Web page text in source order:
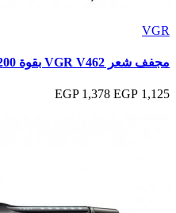
VGR
مجفف شعر VGR V462 بقوة 2200 – 2600 واط
1,125 EGP
1,378 EGP